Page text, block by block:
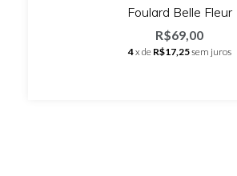
Foulard Belle Fleur
R$69,00
4x de R$17,25sem juros